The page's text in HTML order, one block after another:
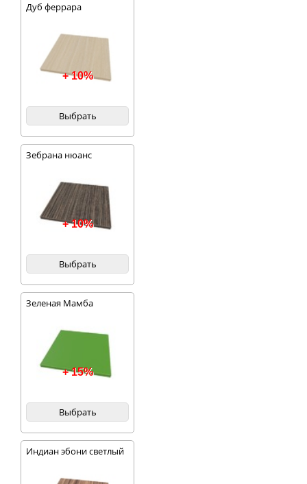
Дуб феррара
+ 10%
Выбрать
Зебрана нюанс
+ 10%
Выбрать
Зеленая Мамба
+ 15%
Выбрать
Индиан эбони светлый